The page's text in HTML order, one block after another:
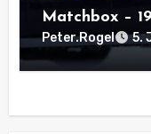
Matchbox –
Peter.Rogel 5.